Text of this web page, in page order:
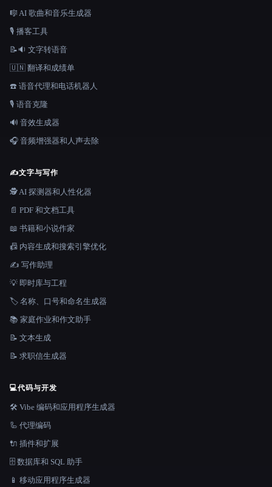
🎼 AI 歌曲和音乐生成器
🎙️ 播客工具
📝🔉 文字转语音
🇺🇳 翻译和成绩单
☎️ 语音代理和电话机器人
🎙️ 语音克隆
🔊 音效生成器
🎧 音频增强器和人声去除
✍️文字与写作
🕵️ AI 探测器和人性化器
📄 PDF 和文档工具
📖 书籍和小说作家
📠 内容生成和搜索引擎优化
✍️ 写作助理
💡 即时库与工程
🏷️ 名称、口号和命名生成器
📚 家庭作业和作文助手
📝 文本生成
📝 求职信生成器
💻代码与开发
🛠️ Vibe 编码和应用程序生成器
🦾 代理编码
🔌 插件和扩展
🗄️ 数据库和 SQL 助手
📱 移动应用程序生成器